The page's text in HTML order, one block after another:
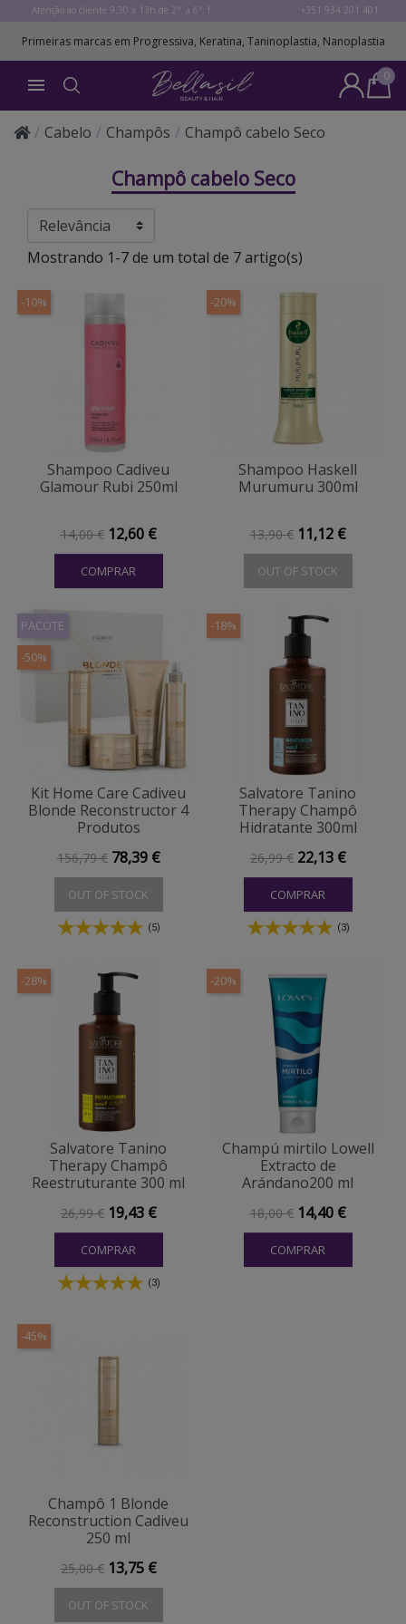
Atenção ao cliente 9:30 a 13h de 2ª. a 6ª. f +351 934 201 401
Primeiras marcas em Progressiva, Keratina, Taninoplastia, Nanoplastia
 0
Cabelo Champôs Champô cabelo Seco
Champô cabelo Seco
Mostrando 1-7 de um total de 7 artigo(s)
Shampoo Cadiveu
Glamour Rubi 250ml
Preço normal
14,00 € Preço
12,60 €
COMPRAR
-10%
Shampoo Haskell
Murumuru 300ml
Preço normal
13,90 € Preço
11,12 €
OUT OF STOCK
-20%
Kit Home Care Cadiveu
Blonde Reconstructor 4
Produtos
Preço normal
156,79 € Preço
78,39 €
OUT OF STOCK
(5)
PACOTE
-50%
Salvatore Tanino
Therapy Champô
Hidratante 300ml
Preço normal
26,99 € Preço
22,13 €
COMPRAR
(3)
-18%
Salvatore Tanino
Therapy Champô
Reestruturante 300 ml
Preço normal
26,99 € Preço
19,43 €
COMPRAR
(3)
-28%
Champú mirtilo Lowell
Extracto de
Arándano200 ml
Preço normal
18,00 € Preço
14,40 €
COMPRAR
-20%
Champô 1 Blonde
Reconstruction Cadiveu
250 ml
Preço normal
25,00 € Preço
13,75 €
OUT OF STOCK
-45%